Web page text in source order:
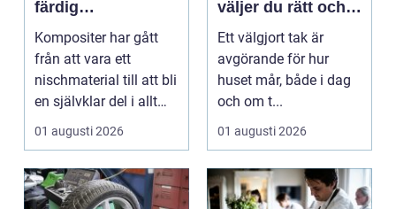
färdig
högpresterande
produkt
Kompositer har gått
från att vara ett
nischmaterial till att bli
en självklar del i allt
från vindkr...
01 augusti 2026
väljer du rätt och
får ett tak som
håller
Ett välgjort tak är
avgörande för hur
huset mår, både i dag
och om t...
01 augusti 2026